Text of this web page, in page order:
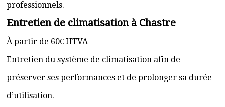
professionnels.
Entretien de climatisation à Chastre
À partir de 60€ HTVA
Entretien du système de climatisation afin de
préserver ses performances et de prolonger sa durée
d’utilisation.